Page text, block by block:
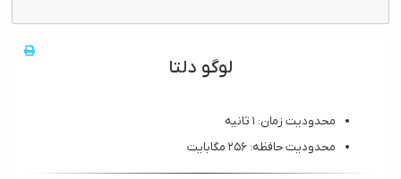
لوگو دلتا
محدودیت زمان: ۱ ثانیه
محدودیت حافظه: ۲۵۶ مگابایت